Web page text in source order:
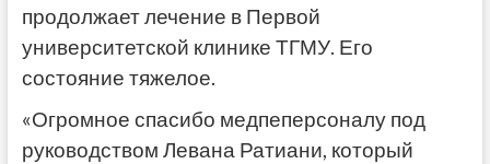
продолжает лечение в Первой
университетской клинике ТГМУ. Его
состояние тяжелое.
«Огромное спасибо медпеперсоналу под
руководством Левана Ратиани, который